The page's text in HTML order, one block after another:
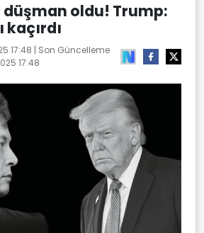
düşman oldu! Trump:
kaçırdı
17:48 | Son Güncelleme
17:48